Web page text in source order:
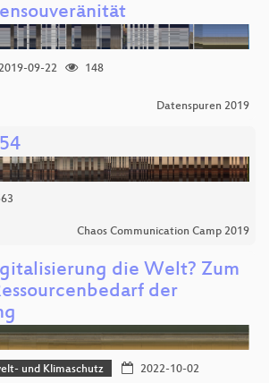
2019-09-22
148
Datenspuren 2019
Chaos Communication Camp 2019
die Welt? Zum
der
und Klimaschutz
2022-10-02